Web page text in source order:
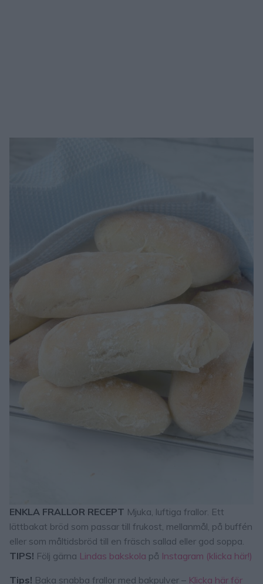
ENKLA FRALLOR RECEPT Mjuka, luftiga frallor. Ett
lättbakat bröd som passar till frukost, mellanmål, på buffén
eller som måltidsbröd till en fräsch sallad eller god soppa.
TIPS! Följ gärna Lindas bakskola på Instagram (klicka här!)
Tips! Baka snabba frallor med bakpulver – Klicka här för